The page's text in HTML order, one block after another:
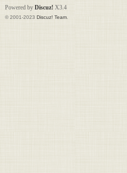
Powered by Discuz! X3.4
© 2001-2023 Discuz! Team